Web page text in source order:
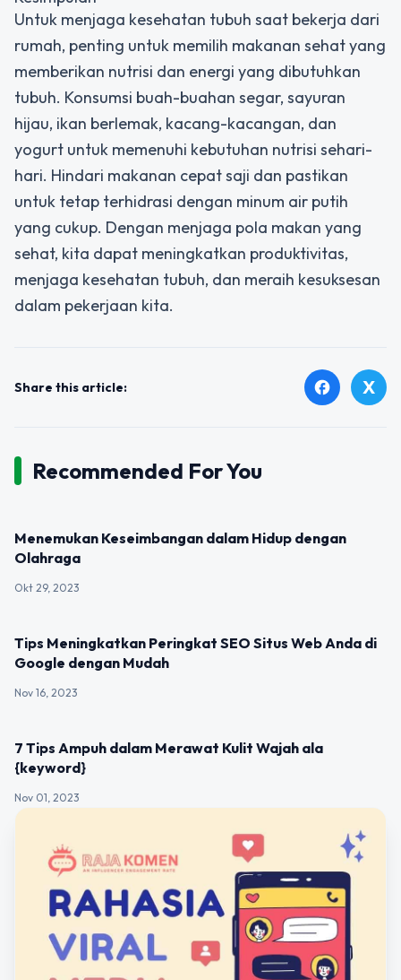
Untuk menjaga kesehatan tubuh saat bekerja dari
rumah, penting untuk memilih makanan sehat yang
memberikan nutrisi dan energi yang dibutuhkan
tubuh. Konsumsi buah-buahan segar, sayuran
hijau, ikan berlemak, kacang-kacangan, dan
yogurt untuk memenuhi kebutuhan nutrisi sehari-
hari. Hindari makanan cepat saji dan pastikan
untuk tetap terhidrasi dengan minum air putih
yang cukup. Dengan menjaga pola makan yang
sehat, kita dapat meningkatkan produktivitas,
menjaga kesehatan tubuh, dan meraih kesuksesan
dalam pekerjaan kita.
Share this article: facebook X
Recommended For You
Menemukan Keseimbangan dalam Hidup dengan
Olahraga
Okt 29, 2023
Tips Meningkatkan Peringkat SEO Situs Web Anda di
Google dengan Mudah
Nov 16, 2023
7 Tips Ampuh dalam Merawat Kulit Wajah ala
{keyword}
Nov 01, 2023